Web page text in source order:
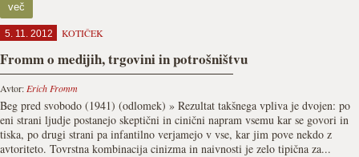
več
5. 11. 2012 KOTIČEK
Fromm o medijih, trgovini in potrošništvu
Avtor: Erich Fromm
Beg pred svobodo (1941) (odlomek) » Rezultat takšnega vpliva je dvojen: po
eni strani ljudje postanejo skeptični in cinični napram vsemu kar se govori in
tiska, po drugi strani pa infantilno verjamejo v vse, kar jim pove nekdo z
avtoriteto. Tovrstna kombinacija cinizma in naivnosti je zelo tipična za...